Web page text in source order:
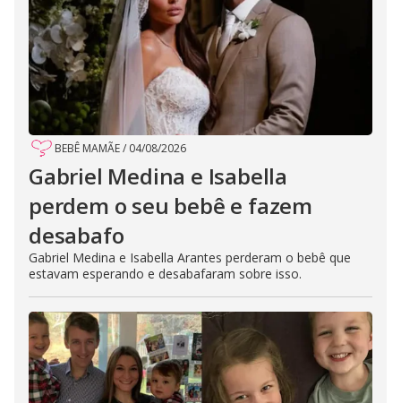
BEBÊ MAMÃE/ 04/08/2026
Gabriel Medina e Isabella
perdem o seu bebê e fazem
desabafo
Gabriel Medina e Isabella Arantes perderam o bebê que
estavam esperando e desabafaram sobre isso.